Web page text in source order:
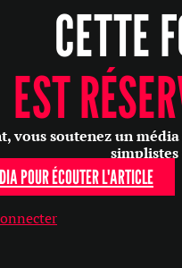
CETTE
EST
vous soutenez un
POUR ÉCOUTER L'ARTICLE